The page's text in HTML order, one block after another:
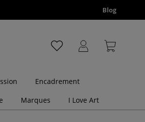
Blog
Encadrement
Marques I Love Art